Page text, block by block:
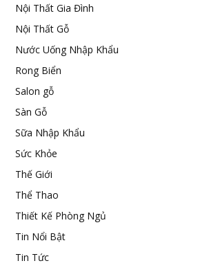
Nội Thất Gia Đình
Nội Thất Gỗ
Nước Uống Nhập Khẩu
Rong Biển
Salon gỗ
Sàn Gỗ
Sữa Nhập Khẩu
Sức Khỏe
Thế Giới
Thể Thao
Thiết Kế Phòng Ngủ
Tin Nổi Bật
Tin Tức